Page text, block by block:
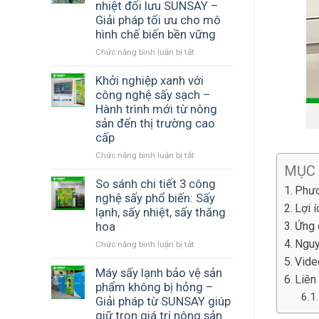
với
máy
SUNSAY
trái
cây
sấy
cẩm
chất
lượng
cao
màu
sắc
và
–
Giải
pháp
công
nghệ
lạnh
SUNSAY
nhiệt đối lưu SUNSAY –
Giải pháp tối ưu cho mô
hình chế biến bền vững
Chức năng bình luận bị tắt
doanh
thủy
sản
sấy
hiệu
sấy
nhiệt
đối
lưu
pháp
tối
ưu
cho
Khởi nghiệp xanh với
công nghệ sấy sạch –
Hành trình mới từ nông
sản đến thị trường cao
cấp
Chức năng bình luận bị tắt
nghiệp
xanh
với
công
–
Hành
trình
mới
So sánh chi tiết 3 công
nghệ sấy phổ biến: Sấy
lạnh, sấy nhiệt, sấy thăng
hoa
Chức năng bình luận bị tắt
sánh
chi
tiết
3
Máy sấy lạnh bảo vệ sản
phẩm không bị hỏng –
Giải pháp từ SUNSAY giúp
giữ trọn giá trị nông sản
MỤC
Lợi
Ứng
Liên